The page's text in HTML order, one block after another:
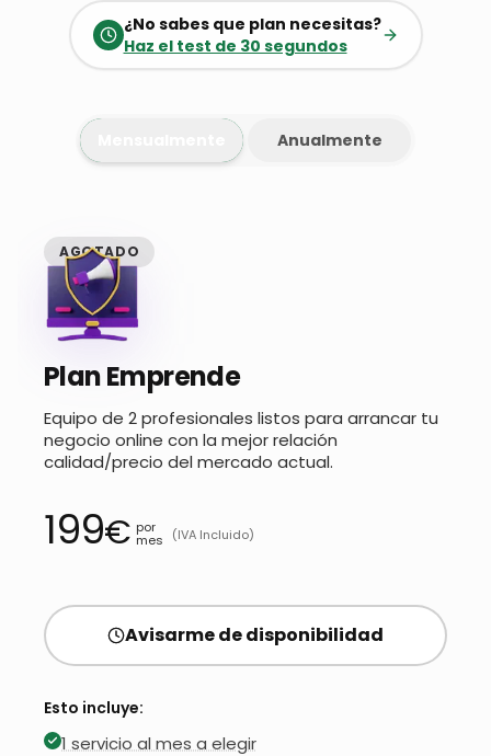
¿No sabes que plan necesitas?
Haz el test de 30 segundos
Anualmente
AGOTADO
Plan Emprende
Equipo de 2 profesionales listos para arrancar tu
negocio online con la mejor relación
calidad/precio del mercado actual.
199€ por
mes (IVA Incluido)
Avisarme de disponibilidad
Esto incluye:
1 servicio al mes a elegir